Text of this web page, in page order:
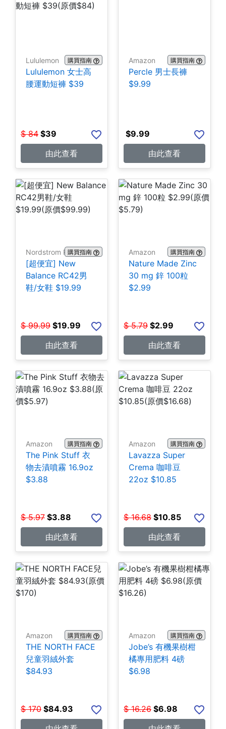
Lululemon 購買指南
Lululemon 女士高
腰運動短褲 $39
$ 84 $39
由此查看
Amazon 購買指南
Percle 男士長褲
$9.99
$9.99
由此查看
Nordstrom Rack購買指南
[超便宜] New
Balance RC42男
鞋/女鞋 $19.99
$ 99.99 $19.99
由此查看
Amazon 購買指南
Nature Made Zinc
30 mg 鋅 100粒
$2.99
$ 5.79 $2.99
由此查看
Amazon 購買指南
The Pink Stuff 衣
物去漬噴霧 16.9oz
$3.88
$ 5.97 $3.88
由此查看
Amazon 購買指南
Lavazza Super
Crema 咖啡豆
22oz $10.85
$ 16.68 $10.85
由此查看
Amazon 購買指南
THE NORTH FACE
兒童羽絨外套
$84.93
$ 170 $84.93
Amazon 購買指南
Jobe’s 有機果樹柑
橘專用肥料 4磅
$6.98
$ 16.26 $6.98